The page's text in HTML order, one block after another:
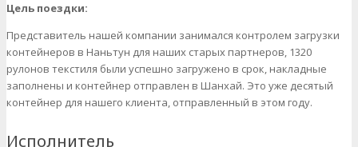
Цель поездки:
Представитель нашей компании занимался контролем загрузки
контейнеров в Наньтун для наших старых партнеров, 1320
рулонов текстиля были успешно загружено в срок, накладные
заполнены и контейнер отправлен в Шанхай. Это уже десятый
контейнер для нашего клиента, отправленный в этом году.
Исполнитель